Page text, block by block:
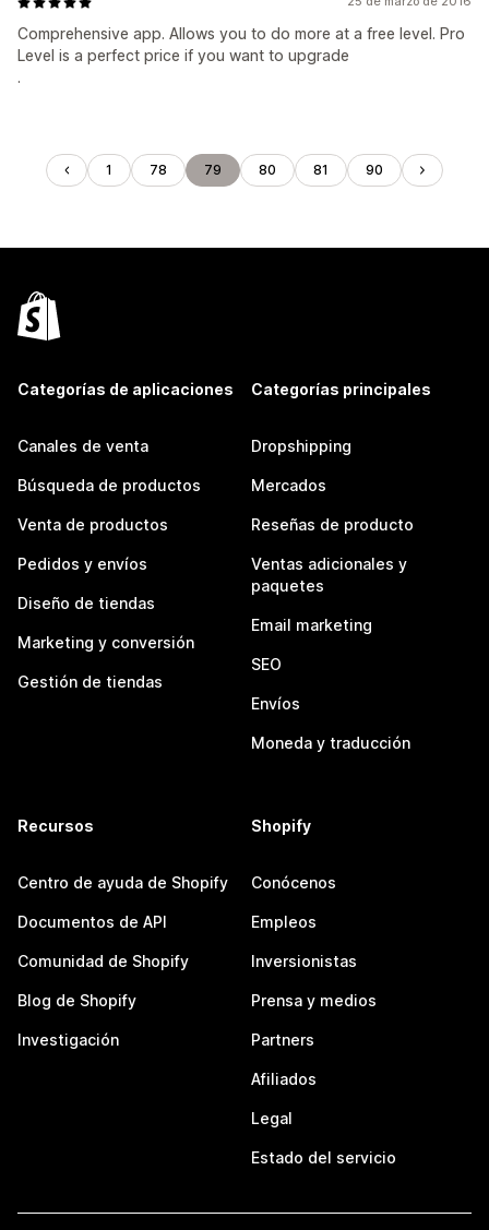
Comprehensive app. Allows you to do more at a free level. Pro
Level is a perfect price if you want to upgrade
.
1 78 79 80 81 90
Categorías de aplicaciones
Canales de venta
Búsqueda de productos
Venta de productos
Pedidos y envíos
Diseño de tiendas
Marketing y conversión
Gestión de tiendas
Categorías principales
Dropshipping
Mercados
Reseñas de producto
Ventas adicionales y
paquetes
Email marketing
SEO
Envíos
Moneda y traducción
Recursos
Centro de ayuda de Shopify
Documentos de API
Comunidad de Shopify
Blog de Shopify
Investigación
Shopify
Conócenos
Empleos
Inversionistas
Prensa y medios
Partners
Afiliados
Legal
Estado del servicio